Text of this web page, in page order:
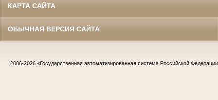
КАРТА САЙТА
ОБЫЧНАЯ ВЕРСИЯ САЙТА
2006-2026 «Государственная автоматизированная система Российской